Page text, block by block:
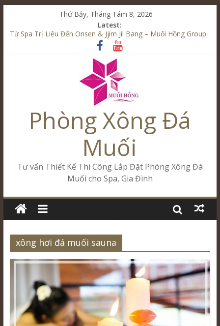
Thứ Bảy, Tháng Tám 8, 2026
Latest:
Từ Spa Trị Liệu Đến Onsen & Jjim Jil Bang – Muối Hồng Group
Kết Hợp Onsen & Jjim Jil Bang Trong Mô Hình Spa – Muối
Cham Riverside Onsen & Jjim Jil Bang Đà Nẵng Muối Hồng
Spa Jjim Jil Bang Kết Hợp Onsen – Kinh Doanh Chuẩn Sao –
Tăng Doanh Số Kinh Doanh Lắp Đặt Onsen & Jjim Jil Bang –
Muối Hồng Group
Phòng Xông Đá
Muối
Tư vấn Thiết Kế Thi Công Lắp Đặt Phòng Xông Đá
Muối cho Spa, Gia Đình
xông hơi đá muối sauna